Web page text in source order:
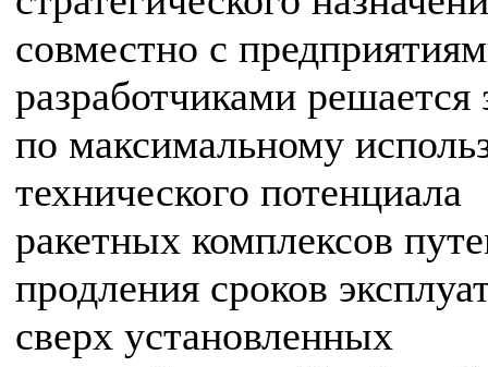
совместно с
разработчиками решается
по максимальному
технического потенциала
ракетных комплексов
продления сроков
сверх установленных